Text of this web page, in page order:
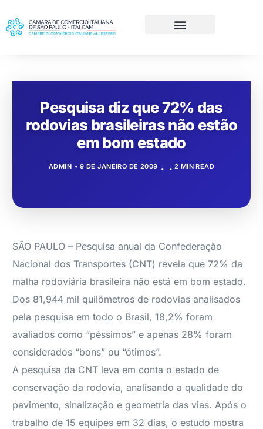
Pesquisa diz que 72% das
rodovias brasileiras não estão
em bom estado
ADMIN 9 DE JANEIRO DE 2009 2 MIN READ
SÃO PAULO – Pesquisa anual da Confederação
Nacional dos Transportes (CNT) revela que 72% da
malha rodoviária brasileira não está em bom estado.
Dos 81,944 mil quilômetros de rodovias analisados
pela pesquisa em todo o Brasil, 18,2% foram
avaliados como “péssimos” e apenas 28% foram
considerados “bons” ou “ótimos”.
A pesquisa da CNT leva em conta o estado de
conservação da rodovia, analisando a qualidade do
pavimento, sinalização e geometria das vias. Após o
trabalho de 15 equipes em 32 dias, o estudo mostra